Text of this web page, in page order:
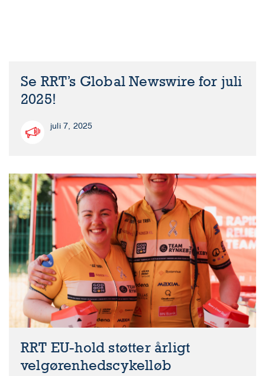
Se RRT’s Global Newswire for juli
2025!
juli 7, 2025
RRT EU-hold støtter årligt
velgørenhedscykelløb